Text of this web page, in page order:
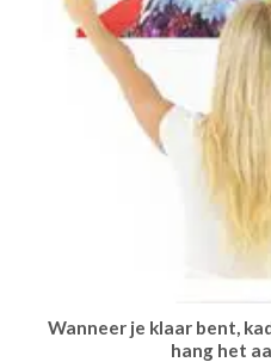
Wanneer je klaar bent,
hang het